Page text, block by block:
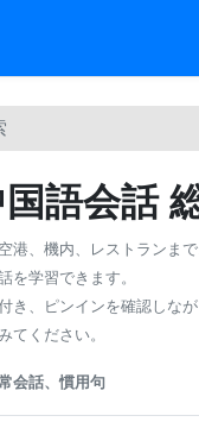
語会話
港、機内、レストランま
を学習できます。
き、ピンインを確認しな
てください。
会話、慣用句